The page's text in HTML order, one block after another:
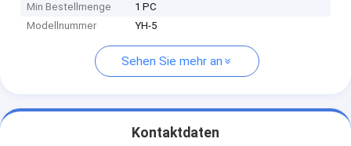
Min Bestellmenge
1 PC
Modellnummer
YH-5
Sehen Sie mehr an
Kontaktdaten